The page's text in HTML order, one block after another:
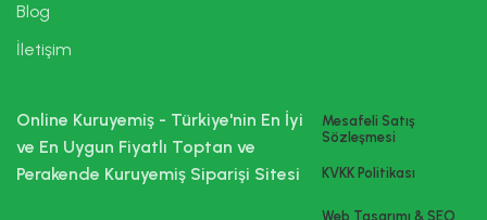
Blog
İletişim
Online Kuruyemiş - Türkiye'nin En İyi
ve En Uygun Fiyatlı Toptan ve
Perakende Kuruyemiş Siparişi Sitesi
Mesafeli Satış
Sözleşmesi
KVKK Politikası
Web Tasarımı & SEO